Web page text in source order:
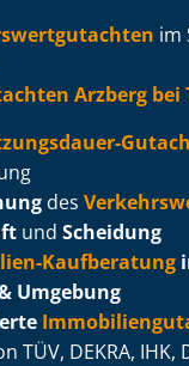
im
Arzberg bei
des
und Scheidung
Kaufberatung
Umgebung
TÜV, DEKRA, IHK,